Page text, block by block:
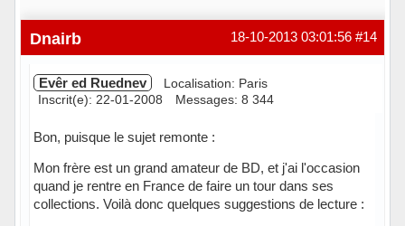
#14
18-10-2013 03:01:56
Dnairb
Evêr ed Ruednev
Localisation: Paris
Inscrit(e): 22-01-2008
Messages: 8 344
Bon, puisque le sujet remonte :
Mon frère est un grand amateur de BD, et j'ai l'occasion
quand je rentre en France de faire un tour dans ses
collections. Voilà donc quelques suggestions de lecture :